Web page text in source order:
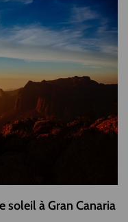
soleil à Gran Canaria